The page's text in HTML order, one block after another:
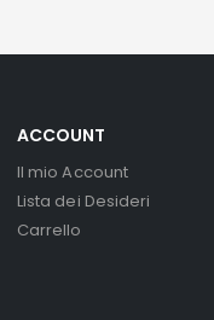
ACCOUNT
Il mio Account
Lista dei Desideri
Carrello